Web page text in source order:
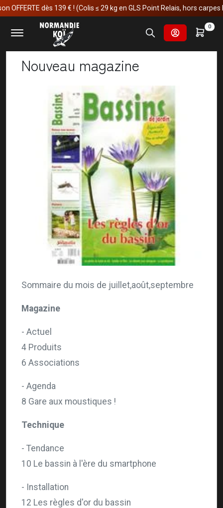
dès 139 € ! (Colis ≤ 29 kg en GLS Point Relais, hors carpes koï)
0
Accueil Actualités Nouveau magazine
Nouveau magazine
Sommaire du mois de juillet,août,septembre
Magazine
- Actuel
4 Produits
6 Associations
- Agenda
8 Gare aux moustiques !
Technique
- Tendance
10 Le bassin à l'ère du smartphone
- Installation
12 Les règles d'or du bassin